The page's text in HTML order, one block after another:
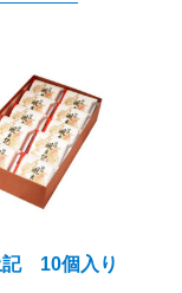
記 10個入り